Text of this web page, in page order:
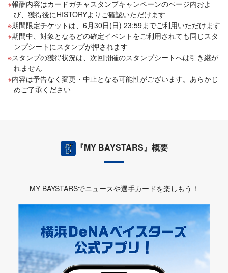
報酬内容はカードガチャスタンプキャンペーンのページ内およ
び、獲得後にHISTORYよりご確認いただけます
期間限定チケットは、6月30日(日) 23:59までご利用いただけます
期間中、対象となるどの確定イベントをご利用されても同じスタ
ンプシートにスタンプが押されます
スタンプの獲得状況は、次回開催のスタンプシートへは引き継が
れません
内容は予告なく変更・中止となる可能性がございます。あらかじ
めご了承ください
『MY BAYSTARS』概要
MY BAYSTARSでニュースや選手カードを楽しもう！